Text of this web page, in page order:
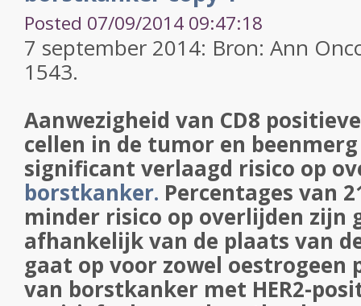
Posted 07/09/2014 09:47:18
7 september 2014: Bron: Ann
1543.
Aanwezigheid van CD8
cellen in de tumor en
significant verlaagd risico op
borstkanker. Percentages van
minder risico op overlijden zijn
afhankelijk van de plaats van
gaat op voor zowel oestrogeen
van borstkanker met HER2-